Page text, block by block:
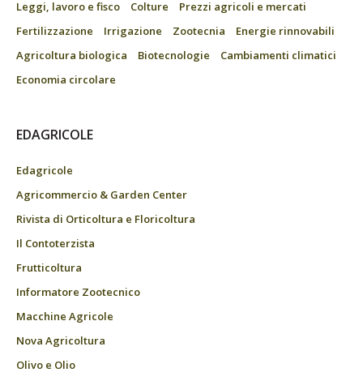
Leggi, lavoro e fisco
Colture
Prezzi agricoli e mercati
Fertilizzazione
Irrigazione Zootecnia
Energie rinnovabili
Agricoltura biologica
Biotecnologie
Cambiamenti climatici
Economia circolare
EDAGRICOLE
Edagricole
Agricommercio & Garden Center
Rivista di Orticoltura e Floricoltura
Il Contoterzista
Frutticoltura
Informatore Zootecnico
Macchine Agricole
Nova Agricoltura
Olivo e Olio